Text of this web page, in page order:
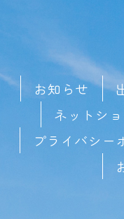
お知らせ
ネットシ
プライバシー